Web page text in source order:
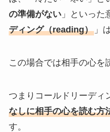
の準備がない」といった
ディング（reading）」
この場合では相手の心を
つまりコールドリーディ
なしに相手の心を読む方
す。